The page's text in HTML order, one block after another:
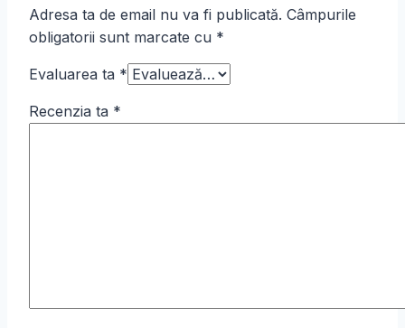
Adresa ta de email nu va fi publicată. Câmpurile
obligatorii sunt marcate cu *
Evaluarea ta *
Recenzia ta *